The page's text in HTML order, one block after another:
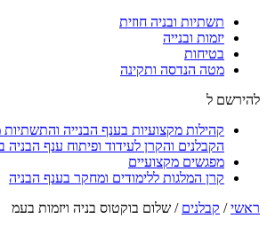
תשתיות ובניה חוזית
יזמות ובנייה
בטיחות
מטה הנדסה ותקינה
להירשם ל
קהילות מקצועיות בענף הבנייה
הקבלנים והקרן לעידוד ופיתוח ענף הבניה
מפגשים מקצועיים
קרן המלגות ללימודים ומחקר בענף הבניה
ראשי/ קבלנים / שלום בוקטוס בניה ויזמות בעמ